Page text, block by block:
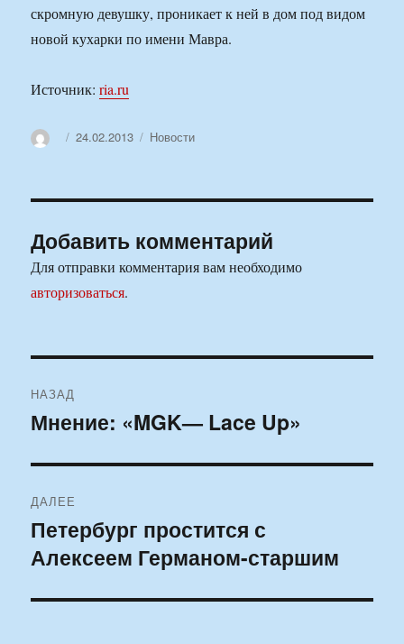
скромную девушку, проникает к ней в дом под видом
новой кухарки по имени Мавра.
Источник:ria.ru
АвторОпубликовано
24.02.2013 Рубрики
Новости
Добавить комментарий
Для отправки комментария вам необходимо
авторизоваться.
по
НАЗАД
Предыдущая
Мнение: «MGK— Lace Up»
ДАЛЕЕ
Следующая
запись:
Петербург простится с
Алексеем Германом-старшим